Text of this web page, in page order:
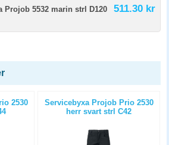
Projob 5532 marin strl D120 511.30 kr
2530
Servicebyxa Projob Prio 2530
herr svart strl C42